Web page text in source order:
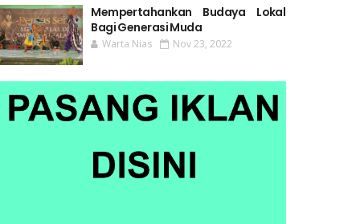
Mempertahankan Budaya Lokal
Bagi Generasi Muda
Warta Nias Nov 23, 2022